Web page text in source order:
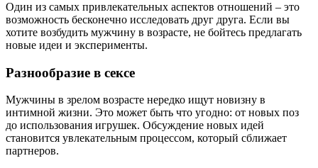
Один из самых привлекательных аспектов отношений – это
возможность бесконечно исследовать друг друга. Если вы
хотите возбудить мужчину в возрасте, не бойтесь предлагать
новые идеи и эксперименты.
Разнообразие в сексе
Мужчины в зрелом возрасте нередко ищут новизну в
интимной жизни. Это может быть что угодно: от новых поз
до использования игрушек. Обсуждение новых идей
становится увлекательным процессом, который сближает
партнеров.